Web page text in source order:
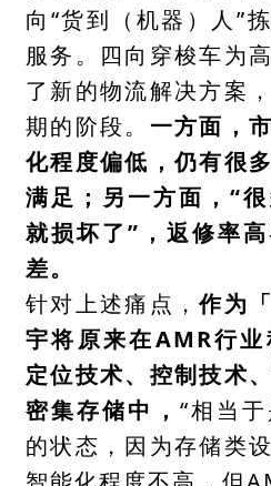
向“货到（机器）人”
服务。四向穿梭车为
了新的物流解决方案
期的阶段。 一方面，
化程度偏低，仍有很
满足；另一方面，“
就损坏了”，返修率
差。
针对上述痛点，作为
宇将原来在AMR行业
定位技术、控制技术
密集存储中， “相当
的状态，因为存储类